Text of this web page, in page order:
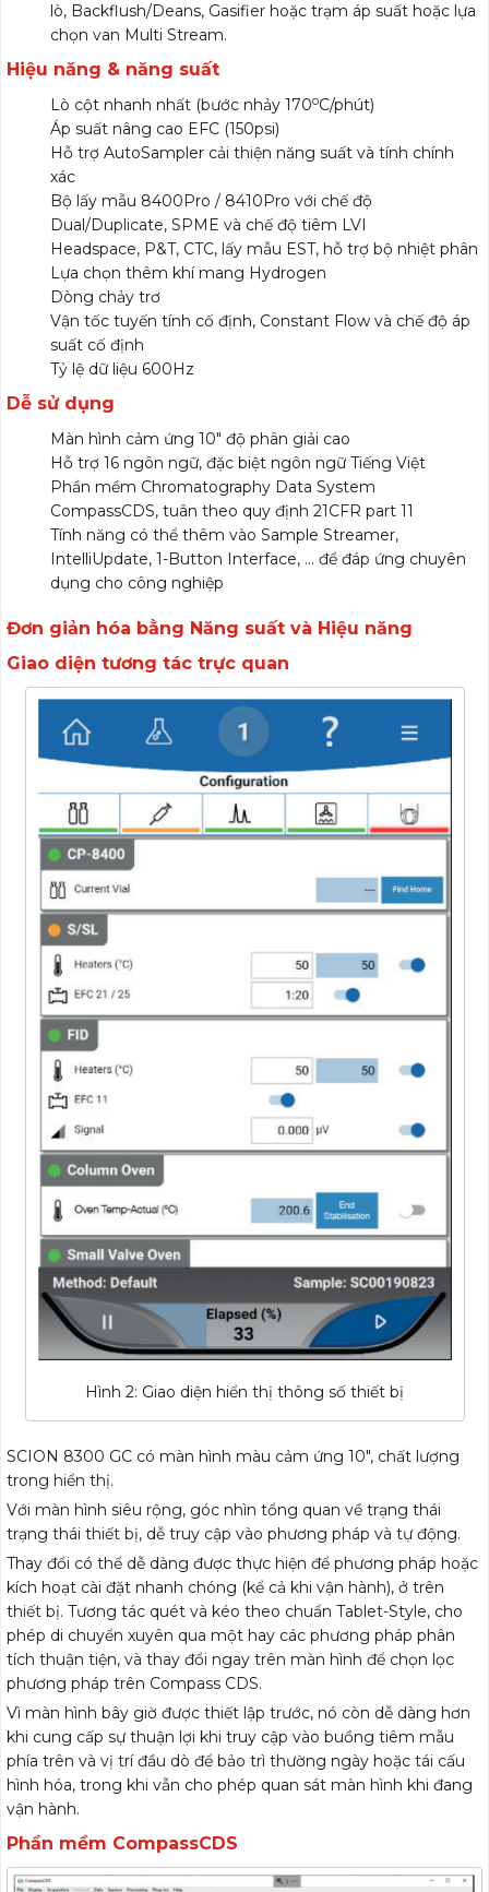
lò, Backflush/Deans, Gasifier hoặc trạm áp suất hoặc lựa
chọn van Multi Stream.
Hiệu năng & năng suất
Lò cột nhanh nhất (bước nhảy 170oC/phút)
Áp suất nâng cao EFC (150psi)
Hỗ trợ AutoSampler cải thiện năng suất và tính chính
xác
Bộ lấy mẫu 8400Pro / 8410Pro với chế độ
Dual/Duplicate, SPME và chế độ tiêm LVI
Headspace, P&T, CTC, lấy mẫu EST, hỗ trợ bộ nhiệt phân
Lựa chọn thêm khí mang Hydrogen
Dòng chảy trơ
Vận tốc tuyến tính cố định, Constant Flow và chế độ áp
suất cố định
Tỷ lệ dữ liệu 600Hz
Dễ sử dụng
Màn hình cảm ứng 10″ độ phân giải cao
Hỗ trợ 16 ngôn ngữ, đặc biệt ngôn ngữ Tiếng Việt
Phần mềm Chromatography Data System
CompassCDS, tuân theo quy định 21CFR part 11
Tính năng có thể thêm vào Sample Streamer,
IntelliUpdate, 1-Button Interface, … để đáp ứng chuyên
dụng cho công nghiệp
Đơn giản hóa bằng Năng suất và Hiệu năng
Giao diện tương tác trực quan
Hình 2: Giao diện hiển thị thông số thiết bị
SCION 8300 GC có màn hình màu cảm ứng 10″, chất lượng
trong hiển thị.
Với màn hình siêu rộng, góc nhìn tổng quan về trạng thái
trạng thái thiết bị, dễ truy cập vào phương pháp và tự động.
Thay đổi có thể dễ dàng được thực hiện để phương pháp hoặc
kích hoạt cài đặt nhanh chóng (kể cả khi vận hành), ở trên
thiết bị. Tương tác quét và kéo theo chuẩn Tablet-Style, cho
phép di chuyển xuyên qua một hay các phương pháp phân
tích thuận tiện, và thay đổi ngay trên màn hình để chọn lọc
phương pháp trên Compass CDS.
Vì màn hình bây giờ được thiết lập trước, nó còn dễ dàng hơn
khi cung cấp sự thuận lợi khi truy cập vào buồng tiêm mẫu
phía trên và vị trí đầu dò để bảo trì thường ngày hoặc tái cấu
hình hóa, trong khi vẫn cho phép quan sát màn hình khi đang
vận hành.
Phần mềm CompassCDS